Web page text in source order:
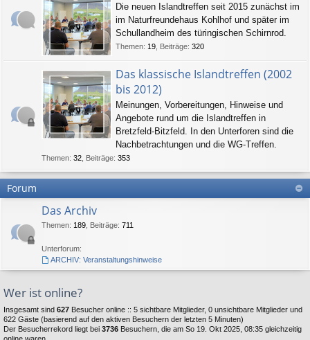
Die neuen Islandtreffen seit 2015 zunächst im
im Naturfreundehaus Kohlhof und später im
Schullandheim des türingischen Schirnrod.
Themen: 19 Beiträge: 320
Das klassische Islandtreffen (2002
bis 2012)
Meinungen, Vorbereitungen, Hinweise und
Angebote rund um die Islandtreffen in
Bretzfeld-Bitzfeld. In den Unterforen sind die
Nachbetrachtungen und die WG-Treffen.
Themen: 32 Beiträge: 353
Forum
Das Archiv
Themen: 189 Beiträge: 711
Unterforum:
ARCHIV: Veranstaltungshinweise
Wer ist online?
Insgesamt sind 627 Besucher online :: 5 sichtbare Mitglieder, 0 unsichtbare Mitglieder und
622 Gäste (basierend auf den aktiven Besuchern der letzten 5 Minuten)
Der Besucherrekord liegt bei 3736 Besuchern, die am So 19. Okt 2025, 08:35 gleichzeitig